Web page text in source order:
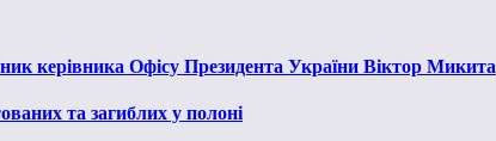
керівника Офісу Президента України Віктор Микита
та загиблих у полоні